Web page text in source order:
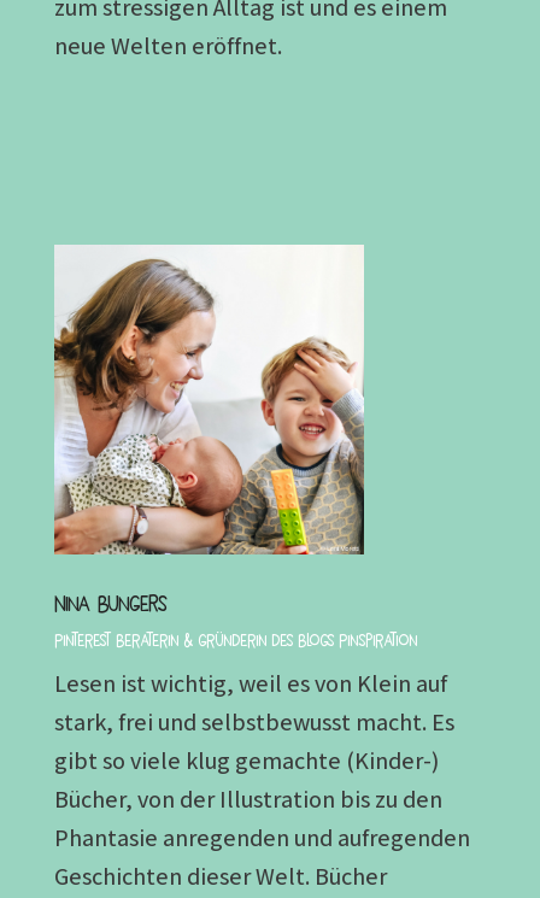
zum stressigen Alltag ist und es einem
neue Welten eröffnet.
Nina Bungers
Pinterest Beraterin & Gründerin des Blogs Pinspiration
Lesen ist wichtig, weil es von Klein auf
stark, frei und selbstbewusst macht. Es
gibt so viele klug gemachte (Kinder-)
Bücher, von der Illustration bis zu den
Phantasie anregenden und aufregenden
Geschichten dieser Welt. Bücher